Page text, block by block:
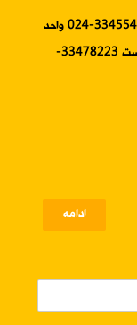
024-33544688 واحد مشتریان 33455453-024 واحد
مشتریان 33466877-024 واحد ریاست 33478223-
ادامه